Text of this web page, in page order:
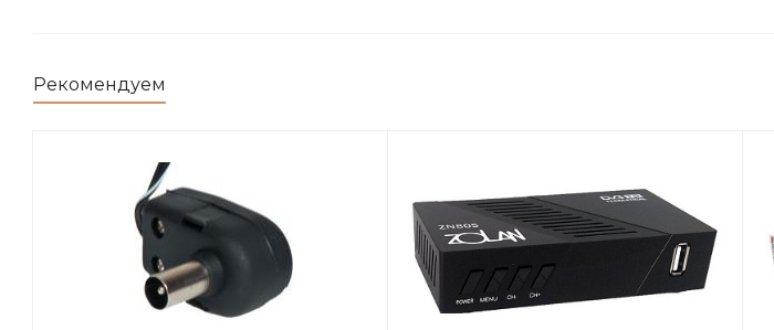
Рекомендуем